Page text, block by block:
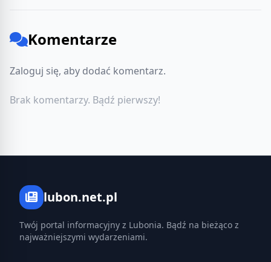
Komentarze
Zaloguj się, aby dodać komentarz.
Brak komentarzy. Bądź pierwszy!
lubon.net.pl
Twój portal informacyjny z Lubonia. Bądź na bieżąco z
najważniejszymi wydarzeniami.